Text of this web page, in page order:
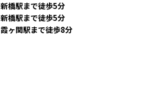
新橋駅まで徒歩5分
新橋駅まで徒歩5分
霞ヶ関駅まで徒歩8分